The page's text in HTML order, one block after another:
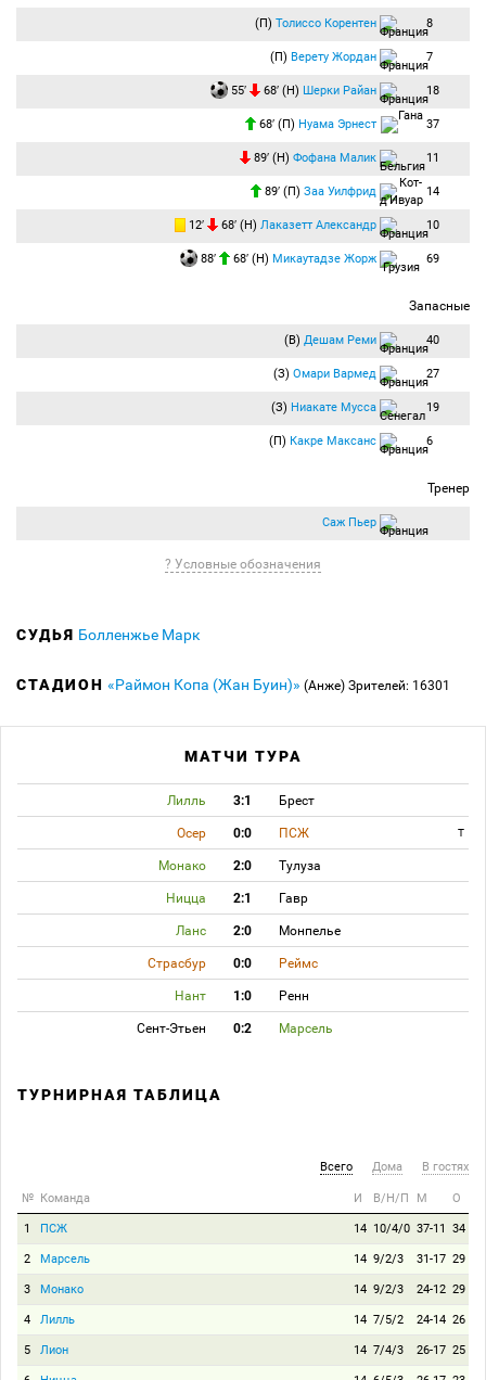
(П) Толиссо Корентен 8
(П) Верету Жордан 7
55′ 68′ (Н) Шерки Райан 18
68′ (П) Нуама Эрнест 37
89′ (Н) Фофана Малик 11
89′ (П) Заа Уилфрид 14
12′ 68′ (Н) Лаказетт Александр 10
88′ 68′ (Н) Микаутадзе Жорж 69
Запасные
(В) Дешам Реми 40
(З) Омари Вармед 27
(З) Ниакате Мусса 19
(П) Какре Максанс 6
Тренер
Саж Пьер
? Условные обозначения
СУДЬЯ Болленжье Марк
СТАДИОН «Раймон Копа (Жан Буин)» (Анже) Зрителей: 16301
МАТЧИ ТУРА
Лилль 3:1 Брест
Осер 0:0 ПСЖ T
Монако 2:0 Тулуза
Ницца 2:1 Гавр
Ланс 2:0 Монпелье
Страсбур 0:0 Реймс
Нант 1:0 Ренн
Сент-Этьен 0:2 Марсель
ТУРНИРНАЯ ТАБЛИЦА
Всего Дома В гостях
№ Команда И В/Н/П М О
1 ПСЖ 14 10/4/0 37-11 34
2 Марсель 14 9/2/3 31-17 29
3 Монако 14 9/2/3 24-12 29
4 Лилль 14 7/5/2 24-14 26
5 Лион 14 7/4/3 26-17 25